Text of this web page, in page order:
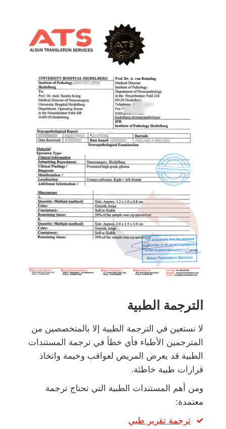
الترجمة الطبية
لا نستعين في الترجمة الطبية إلا بالمتخصصين من
المترجمين الأطباء فأي خطأ في ترجمة المستندات
الطبية قد يعرض المريض لعواقب وخيمة واتخاذ
قرارات طبية خاطئة.
ومن أهم المستندات الطبية التي تحتاج ترجمة
معتمدة:
ترجمة تقرير طبي